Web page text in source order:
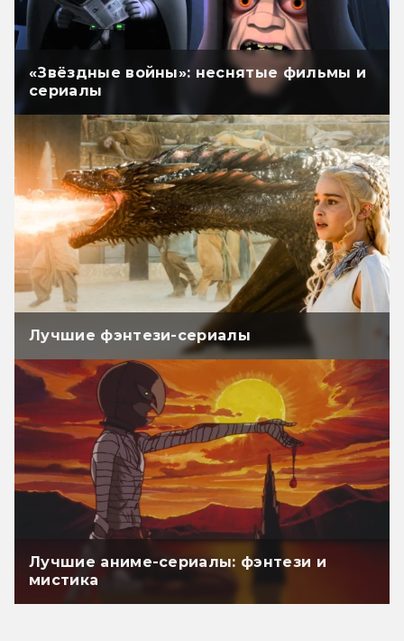
«Звёздные войны»: неснятые фильмы и
сериалы
Лучшие фэнтези-сериалы
Лучшие аниме-сериалы: фэнтези и
мистика